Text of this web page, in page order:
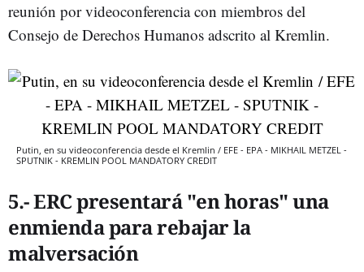
reunión por videoconferencia con miembros del
Consejo de Derechos Humanos adscrito al Kremlin.
Putin, en su videoconferencia desde el Kremlin / EFE - EPA - MIKHAIL METZEL -
SPUTNIK - KREMLIN POOL MANDATORY CREDIT
5.- ERC presentará "en horas" una
enmienda para rebajar la
malversación